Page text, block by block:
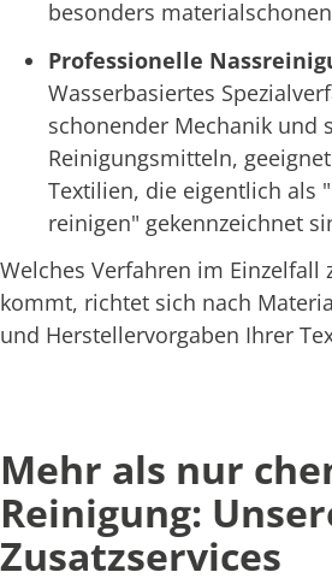
besonders
Professionelle
Wasserbasiertes
schonender Mechanik und
Reinigungsmitteln,
Textilien, die eigentlich als
reinigen" gekennzeichnet
Welches Verfahren im Einzelfall
kommt, richtet sich nach
und Herstellervorgaben Ihrer
Mehr als nur
Reinigung:
Zusatzservices